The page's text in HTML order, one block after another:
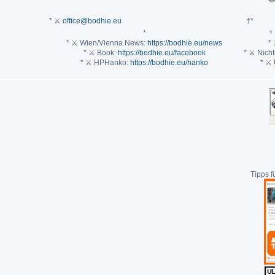
* ⚔ office@bodhie.eu
†*
*
*
* ⚔ Wien/Vienna News: https://bodhie.eu/news
*
* ⚔ Book: https://bodhie.eu/facebook
* ⚔
* ⚔ HPHanko: https://bodhie.eu/hanko * ⚔
Tipps